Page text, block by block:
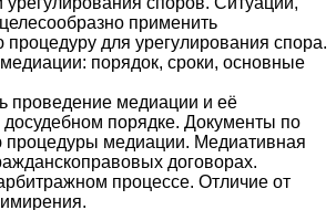
применить
для урегулирования спора.
порядок, сроки, основные
проведение медиации и её
досудебном порядке. Документы по
процедуры медиации. Медиативная
договорах.
процессе. Отличие от